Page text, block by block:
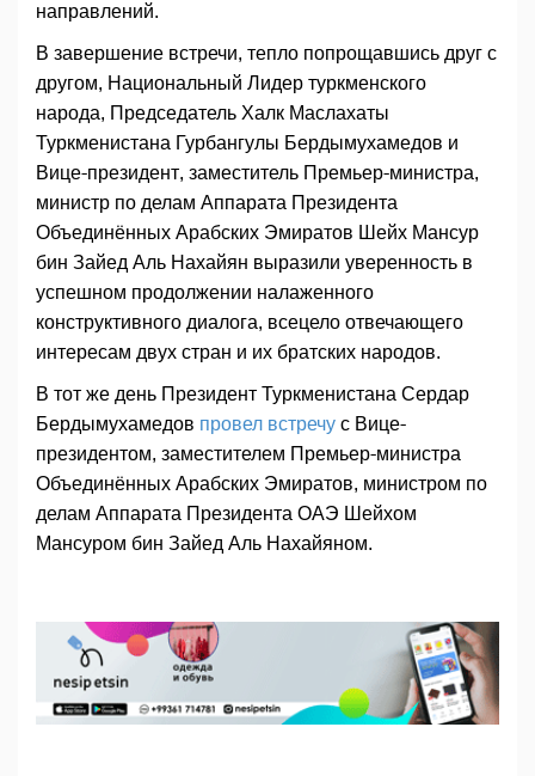
направлений.
В завершение встречи, тепло попрощавшись друг с
другом, Национальный Лидер туркменского
народа, Председатель Халк Маслахаты
Туркменистана Гурбангулы Бердымухамедов и
Вице-президент, заместитель Премьер-министра,
министр по делам Аппарата Президента
Объединённых Арабских Эмиратов Шейх Мансур
бин Зайед Аль Нахайян выразили уверенность в
успешном продолжении налаженного
конструктивного диалога, всецело отвечающего
интересам двух стран и их братских народов.
В тот же день Президент Туркменистана Сердар
Бердымухамедов провел встречу с Вице-
президентом, заместителем Премьер-министра
Объединённых Арабских Эмиратов, министром по
делам Аппарата Президента ОАЭ Шейхом
Мансуром бин Зайед Аль Нахайяном.